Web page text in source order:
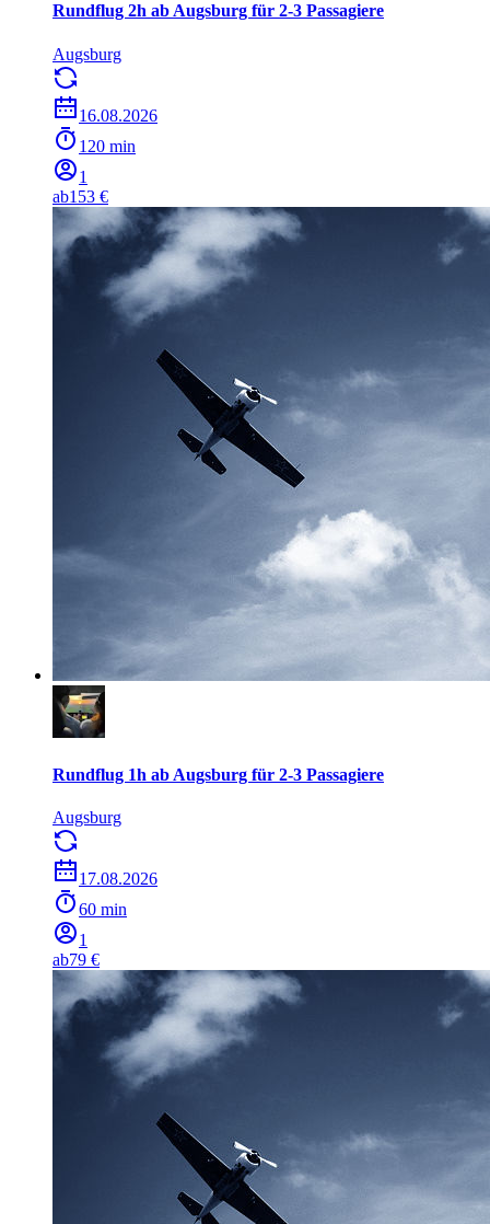
Rundflug 2h ab Augsburg für 2-3 Passagiere
Augsburg
16.08.2026
120 min
1
ab153 €
Rundflug 1h ab Augsburg für 2-3 Passagiere
Augsburg
17.08.2026
60 min
1
ab79 €